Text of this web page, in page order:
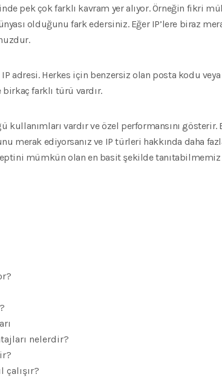
pek çok farklı kavram yer alıyor. Örneğin fikri
olduğunu fark edersiniz. Eğer IP’lere biraz
IP adresi. Herkes için benzersiz olan posta kodu
farklı türü vardır.
kullanımları vardır ve özel performansını
merak ediyorsanız ve IP türleri hakkında daha
mümkün olan en basit şekilde
nelerdir?
çalışır?